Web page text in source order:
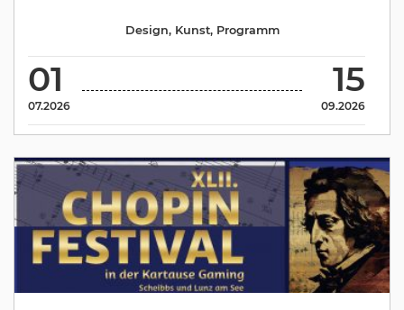
01
07.2026
15
09.2026
Design, Kunst, Programm